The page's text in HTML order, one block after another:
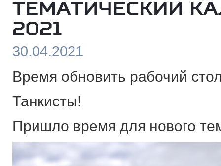
ТЕМАТИЧЕСКИЙ
2021
30.04.2021
Время обновить рабочий
Танкисты!
Пришло время для нового